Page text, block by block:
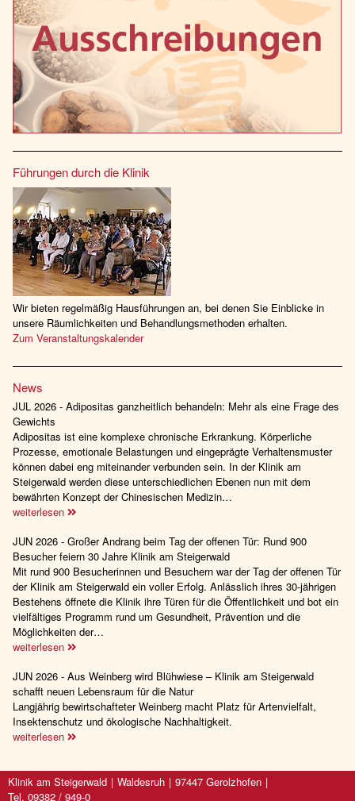
Führungen durch die Klinik
Wir bieten regelmäßig Hausführungen an, bei denen Sie Einblicke in
unsere Räumlichkeiten und Behandlungsmethoden erhalten.
Zum Veranstaltungskalender
News
JUL 2026 - Adipositas ganzheitlich behandeln: Mehr als eine Frage des
Gewichts
Adipositas ist eine komplexe chronische Erkrankung. Körperliche
Prozesse, emotionale Belastungen und eingeprägte Verhaltensmuster
können dabei eng miteinander verbunden sein. In der Klinik am
Steigerwald werden diese unterschiedlichen Ebenen nun mit dem
bewährten Konzept der Chinesischen Medizin…
weiterlesen
JUN 2026 - Großer Andrang beim Tag der offenen Tür: Rund 900
Besucher feiern 30 Jahre Klinik am Steigerwald
Mit rund 900 Besucherinnen und Besuchern war der Tag der offenen Tür
der Klinik am Steigerwald ein voller Erfolg. Anlässlich ihres 30-jährigen
Bestehens öffnete die Klinik ihre Türen für die Öffentlichkeit und bot ein
vielfältiges Programm rund um Gesundheit, Prävention und die
Möglichkeiten der…
weiterlesen
JUN 2026 - Aus Weinberg wird Blühwiese – Klinik am Steigerwald
schafft neuen Lebensraum für die Natur
Langjährig bewirtschafteter Weinberg macht Platz für Artenvielfalt,
Insektenschutz und ökologische Nachhaltigkeit.
weiterlesen
Klinik am Steigerwald Waldesruh
97447 Gerolzhofen
Tel. 09382 / 949-0